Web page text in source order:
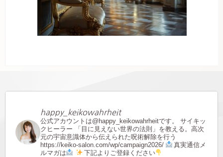
happy_keikowahrheit
公式アカウントは@happy_keikowahrheitです。
サイキッ
クヒーラー 「目に見えない世界の法則」を教える。高次
元の宇宙意識体から伝えられた呪術解除を行う
https://keiko-salon.com/wp/campaign2026/
真実通信メ
ルマガは
下記よりご登録ください